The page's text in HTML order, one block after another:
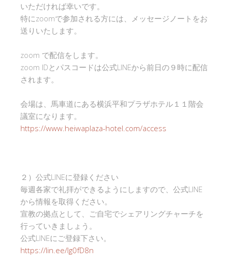
いただければ幸いです。
特にzoomで参加される方には、メッセージノートをお
送りいたします。
zoom で配信をします。
zoom IDとパスコードは公式LINEから前日の９時に配信
されます。
会場は、馬車道にある横浜平和プラザホテル１１階会
議室になります。
https://www.heiwaplaza-hotel.com/access
２）公式LINEに登録ください
毎週各家で礼拝ができるようにしますので、公式LINE
から情報を取得ください。
宣教の拠点として、ご自宅でシェアリングチャーチを
行っていきましょう。
公式LINEにご登録下さい。
https://lin.ee/Ig0fD8n